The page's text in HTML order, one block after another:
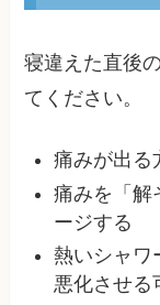
寝違えた直後
てください。
痛みが出る
痛みを「解
ージする
熱いシャワ
悪化させる